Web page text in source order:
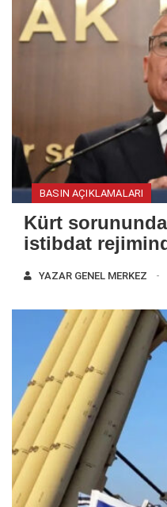
BASIN AÇIKLAMALARI
Kürt
istibdat
YAZAR GENEL MERKEZ